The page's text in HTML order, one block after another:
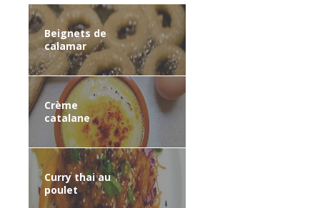
Beignets de
calamar
Crème
catalane
Curry thai au
poulet